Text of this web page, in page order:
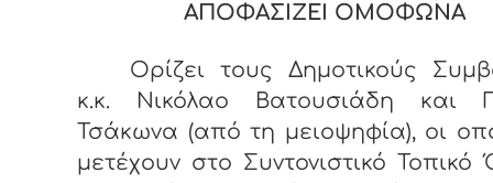
ΑΠΟΦΑΣΙΖΕΙ ΟΜΟΦΩΝΑ
Ορίζει τους Δημοτικούς
κ.κ. Νικόλαο Βατουσιάδη και
Τσάκωνα (από τη μειοψηφία), οι
μετέχουν στο Συντονιστικό Τοπικό